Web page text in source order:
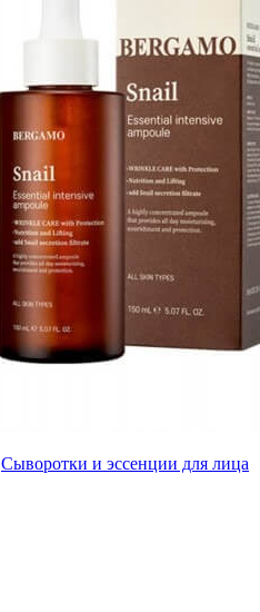
Сыворотки и эссенции для лица